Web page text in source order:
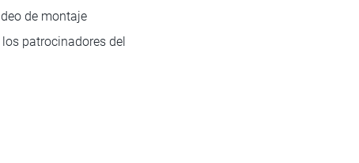
de montaje
patrocinadores del